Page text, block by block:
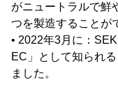
がニュートラルで鮮
つを製造することが
• 2022年3月に：
EC」として知られ
ました。